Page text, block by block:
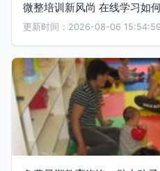
微整培训新风尚 在线学习如
更新时间：2026-08-06 15:54:59